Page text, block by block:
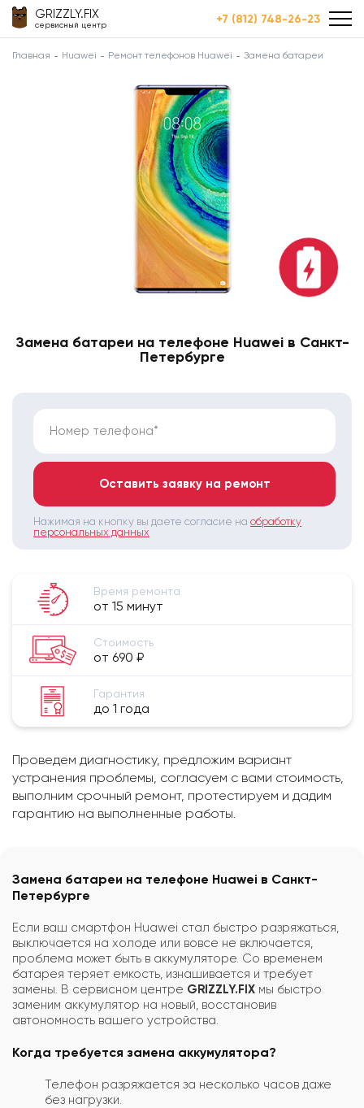
GRIZZLY.FIX
сервисный центр +7 (812) 748-26-23
Главная Huawei Ремонт телефонов Huawei Замена батареи
Замена батареи на телефоне Huawei в Санкт-
Петербурге
Номер телефона*
Оставить заявку на ремонт
Нажимая на кнопку вы даете согласие на обработку
персональных данных
Время ремонта
от 15 минут
Стоимость
от 690 ₽
Гарантия
до 1 года
Проведем диагностику, предложим вариант
устранения проблемы, согласуем с вами стоимость,
выполним срочный ремонт, протестируем и дадим
гарантию на выполненные работы.
Замена батареи на телефоне Huawei в Санкт-
Петербурге
Если ваш смартфон Huawei стал быстро разряжаться,
выключается на холоде или вовсе не включается,
проблема может быть в аккумуляторе. Со временем
батарея теряет емкость, изнашивается и требует
замены. В сервисном центре GRIZZLY.FIX мы быстро
заменим аккумулятор на новый, восстановив
автономность вашего устройства.
Когда требуется замена аккумулятора?
Телефон разряжается за несколько часов даже
без нагрузки.